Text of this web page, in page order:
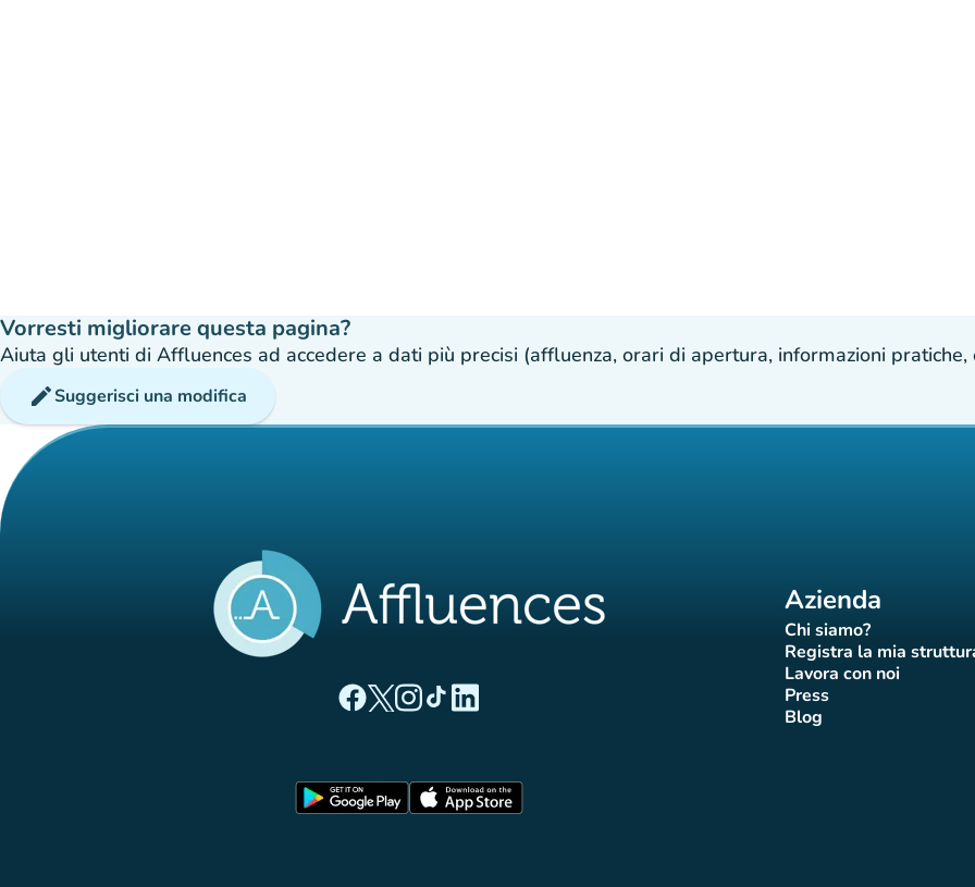
Vorresti migliorare questa pagina?
Aiuta gli utenti di Affluences ad accedere a dati più precisi (affluenza, orari di apertura, informazioni pratiche,
editSuggerisci una modifica
(nuova scheda)
(nuova scheda)
(nuova scheda)
(nuova scheda)
(nuova scheda)
Azienda
Chi siamo?(nuova scheda)
Registra la mia(nuova
Lavora con noi
(nuova scheda)
Press(nuova scheda)
Blog(nuova scheda)